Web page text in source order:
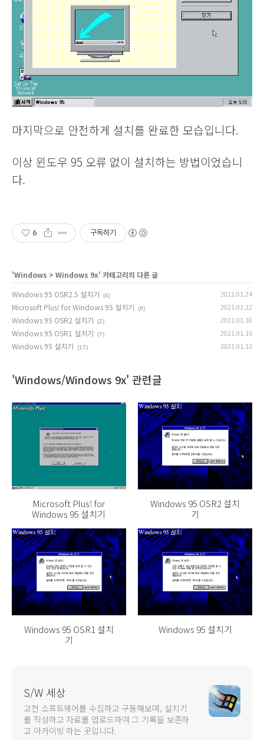
마지막으로 안전하게 설치를 완료한 모습입니다.
이상 윈도우 95 오류 없이 설치하는 방법이었습니
다.
6 구독하기
'Windows > Windows 9x' 카테고리의 다른 글
Windows 95 OSR2.5 설치기
(4) 2021.01.24
Microsoft Plus! for Windows 95 설치기 (8) 2021.01.22
Windows 95 OSR2 설치기 (2) 2021.01.18
Windows 95 OSR1 설치기 (7) 2021.01.16
Windows 95 설치기 (17) 2021.01.13
'Windows/Windows 9x' 관련글
Microsoft Plus! for
Windows 95 설치기
Windows 95 OSR2 설치
기
Windows 95 OSR1 설치
기
Windows 95 설치기
S/W 세상
고전 소프트웨어를 수집하고 구동해보며, 설치기
를 작성하고 자료를 업로드하여 그 기록을 보존하
고 아카이빙 하는 곳입니다.